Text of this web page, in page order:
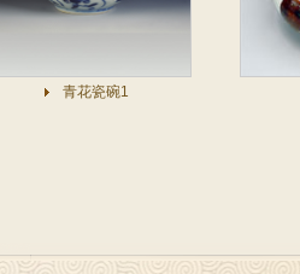
青花瓷碗1